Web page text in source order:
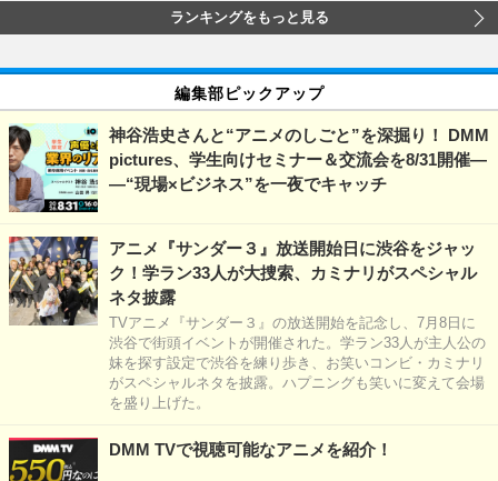
ランキングをもっと見る
編集部ピックアップ
神谷浩史さんと“アニメのしごと”を深掘り！ DMM
pictures、学生向けセミナー＆交流会を8/31開催―
―“現場×ビジネス”を一夜でキャッチ
アニメ『サンダー３』放送開始日に渋谷をジャッ
ク！学ラン33人が大捜索、カミナリがスペシャル
ネタ披露
TVアニメ『サンダー３』の放送開始を記念し、7月8日に
渋谷で街頭イベントが開催された。学ラン33人が主人公の
妹を探す設定で渋谷を練り歩き、お笑いコンビ・カミナリ
がスペシャルネタを披露。ハプニングも笑いに変えて会場
を盛り上げた。
DMM TVで視聴可能なアニメを紹介！